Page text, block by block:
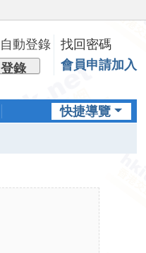
自動登錄
找回密碼
登錄 會員申請加入
快捷導覽